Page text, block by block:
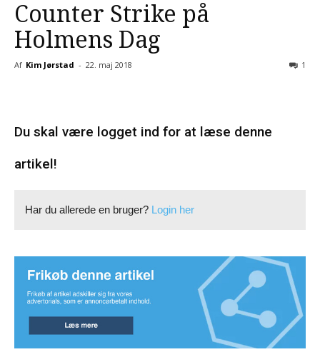
Counter Strike på
Holmens Dag
Af Kim Jørstad - 22. maj 2018 1
Du skal være logget ind for at læse denne
artikel!
Har du allerede en bruger? Login her